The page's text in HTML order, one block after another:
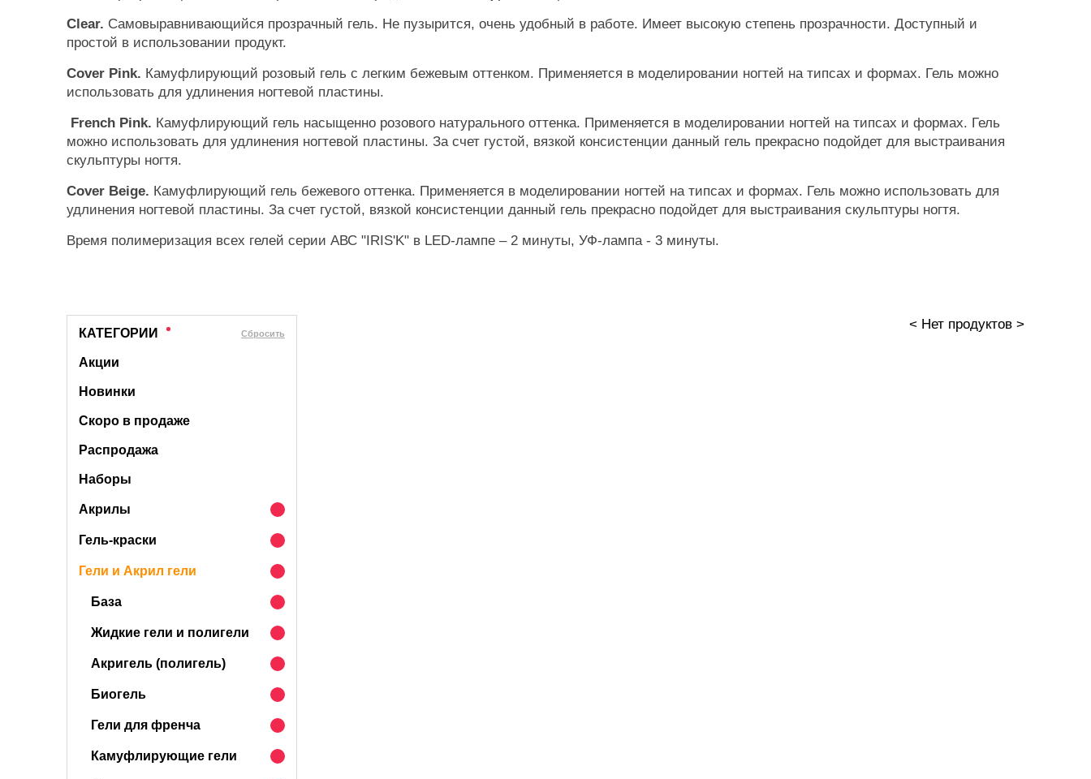
Clear. Самовыравнивающийся прозрачный гель. Не пузырится, очень удобный в работе. Имеет высокую степень прозрачности. Доступный и
простой в использовании продукт.
Cover Pink. Камуфлирующий розовый гель с легким бежевым оттенком. Применяется в моделировании ногтей на типсах и формах. Гель можно
использовать для удлинения ногтевой пластины.
French Pink. Камуфлирующий гель насыщенно розового натурального оттенка. Применяется в моделировании ногтей на типсах и формах. Гель
можно использовать для удлинения ногтевой пластины. За счет густой, вязкой консистенции данный гель прекрасно подойдет для выстраивания
скульптуры ногтя.
Cover Beige. Камуфлирующий гель бежевого оттенка. Применяется в моделировании ногтей на типсах и формах. Гель можно использовать для
удлинения ногтевой пластины. За счет густой, вязкой консистенции данный гель прекрасно подойдет для выстраивания скульптуры ногтя.
Время полимеризация всех гелей серии АВС "IRIS'K" в LED-лампе – 2 минуты, УФ-лампа - 3 минуты.
КАТЕГОРИИ Cбросить
Акции
Новинки
Скоро в продаже
Распродажа
Наборы
Акрилы
Гель-краски
Гели и Акрил гели
База
Жидкие гели и полигели
Акригель (полигель)
Биогель
Гели для френча
Камуфлирующие гели
< Нет продуктов >